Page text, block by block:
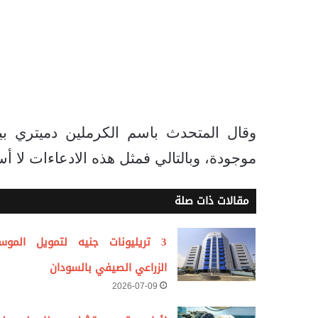
وقال المتحدث باسم الكرملين دميتري
موجودة، وبالتالي فمثل هذه الادعاءات
مقالات ذات صلة
3 تريليونات جنيه لتمويل
الزراعي الصيفي بالسودان
2026-07-09